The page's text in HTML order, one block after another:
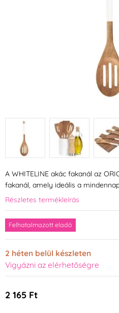
A WHITELINE akác fakanál az
fakanál, amely ideális a
Részletes termékleírás
Felhatalmazott eladó
2 héten belül készleten
Vigyázni az elérhetőségre
2 165 Ft